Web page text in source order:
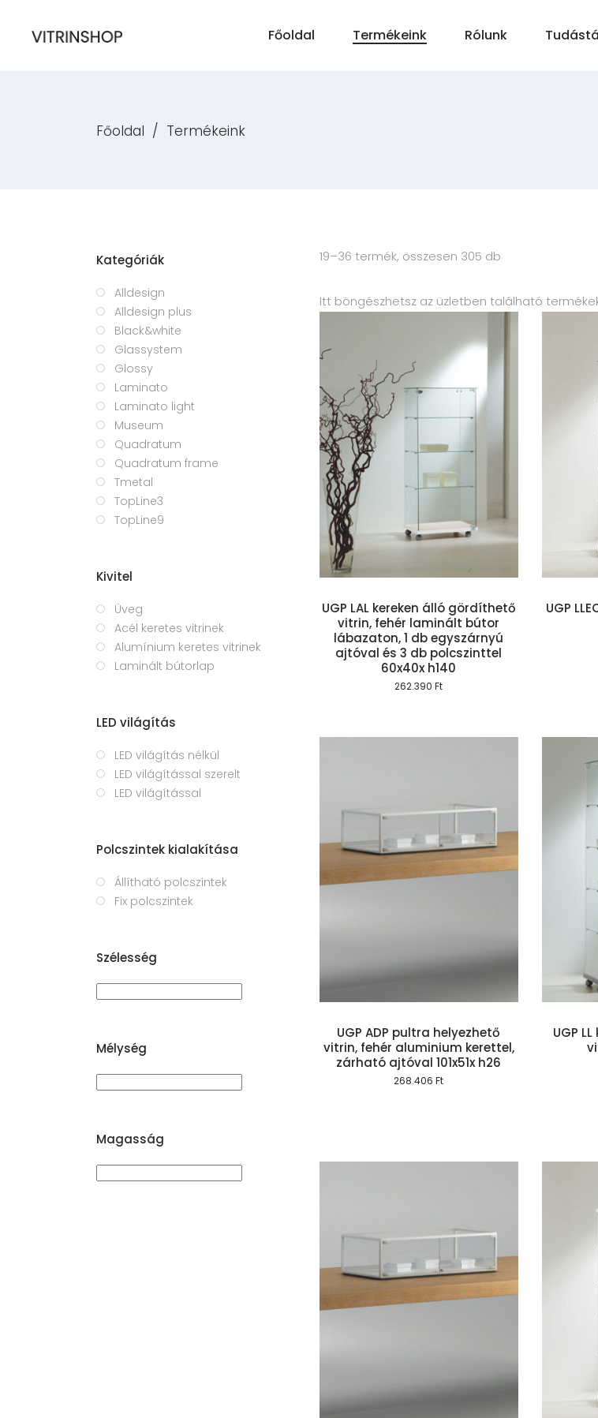
Főoldal Termékeink Rólunk
Főoldal / Termékeink
19–36 termék, összesen 305 db
Itt böngészhetsz az üzletben található
UGP LAL kereken álló gördíthető
vitrin, fehér laminált bútor
lábazaton, 1 db egyszárnyú
ajtóval és 3 db polcszinttel
60x40x h140
262.390Ft
UGP
UGP ADP pultra helyezhető
vitrin, fehér aluminium kerettel,
zárható ajtóval 101x51x h26
268.406Ft
UGP
Kategóriák
Alldesign
Alldesign plus
Black&white
Glassystem
Glossy
Laminato
Laminato light
Museum
Quadratum
Quadratum frame
Tmetal
TopLine3
TopLine9
Kivitel
Üveg
Acél keretes vitrinek
Alumínium keretes vitrinek
Laminált bútorlap
LED világítás
LED világítás nélkül
LED világítással szerelt
LED világítással
Polcszintek kialakítása
Állítható polcszintek
Fix polcszintek
Szélesség
Mélység
Magasság